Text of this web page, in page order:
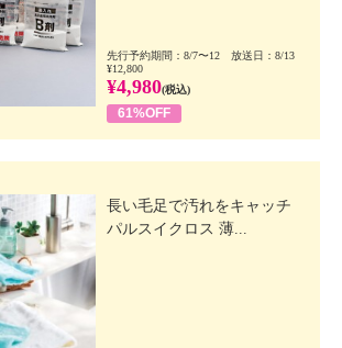
先行予約期間：8/7〜12 放送日：8/13
¥12,800
¥4,980(税込)
61%OFF
長い毛足で汚れをキャッチ
パルスイクロス 薄...